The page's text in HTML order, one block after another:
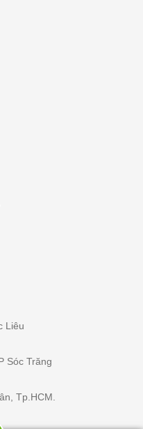
Liêu
Sóc Trăng
Tp.HCM.